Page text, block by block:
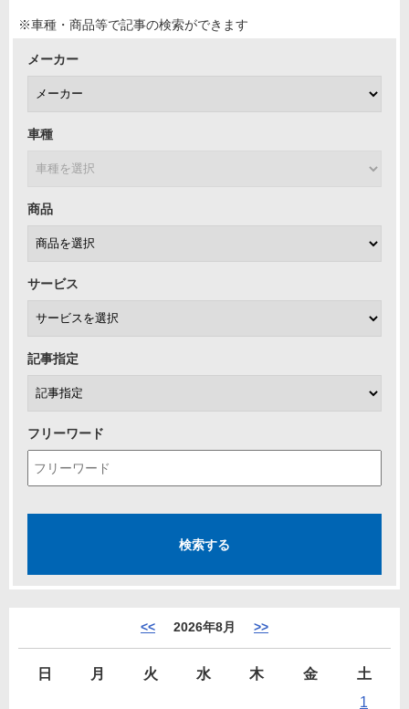
※車種・商品等で記事の検索ができます
メーカー
車種
商品
サービス
記事指定
フリーワード
<< 2026年8月 >>
日 月 火 水 木 金
土
1